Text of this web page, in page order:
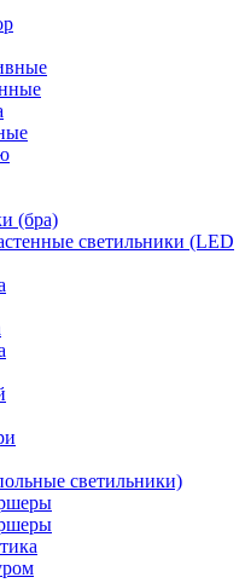
(бра)
светильники (LED
светильники)